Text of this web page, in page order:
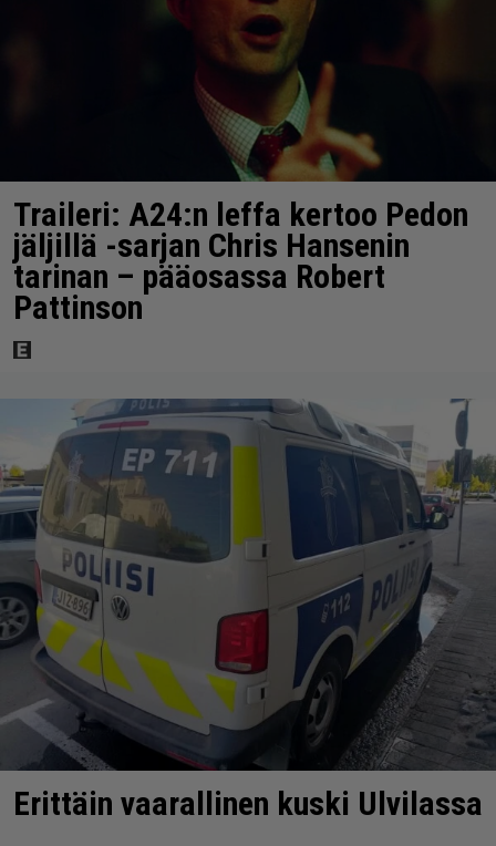
Traileri: A24:n leffa kertoo Pedon
jäljillä -sarjan Chris Hansenin
tarinan – pääosassa Robert
Pattinson
Erittäin vaarallinen kuski Ulvilassa